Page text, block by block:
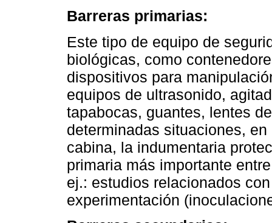
Barreras primarias:
Este tipo de equipo de
biológicas, como
dispositivos para
equipos de ultrasonido,
tapabocas, guantes, lentes
determinadas situaciones,
cabina, la indumentaria
primaria más importante
ej.: estudios relacionados
experimentación